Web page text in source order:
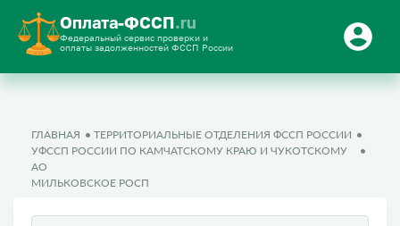
Оплата-ФССП.ru
Федеральный сервис проверки и
оплаты задолженностей ФССП России
ГЛАВНАЯ
ТЕРРИТОРИАЛЬНЫЕ ОТДЕЛЕНИЯ ФССП РОССИИ
УФССП РОССИИ ПО КАМЧАТСКОМУ КРАЮ И ЧУКОТСКОМУ
АО
МИЛЬКОВСКОЕ РОСП